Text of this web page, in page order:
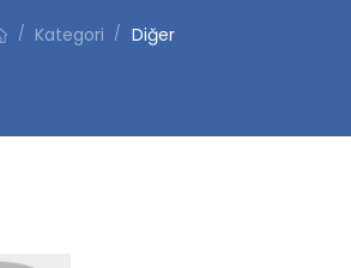
/ Kategori / Diğer